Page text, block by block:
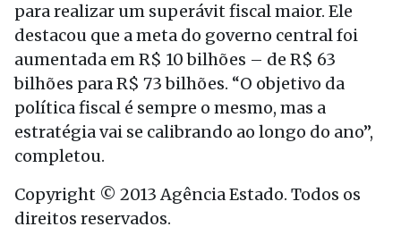
para realizar um superávit fiscal maior. Ele
destacou que a meta do governo central foi
aumentada em R$ 10 bilhões – de R$ 63
bilhões para R$ 73 bilhões. “O objetivo da
política fiscal é sempre o mesmo, mas a
estratégia vai se calibrando ao longo do ano”,
completou.
Copyright © 2013 Agência Estado. Todos os
direitos reservados.